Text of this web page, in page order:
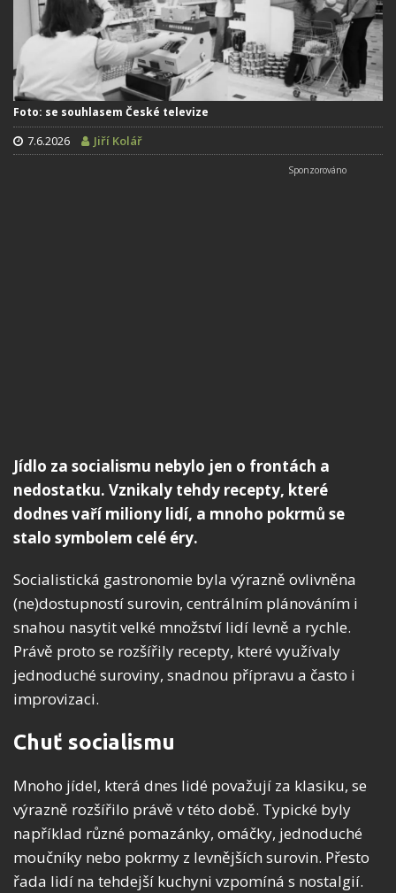
Foto: se souhlasem České televize
7.6.2026 Jiří Kolář
Jídlo za socialismu nebylo jen o frontách a
nedostatku. Vznikaly tehdy recepty, které
dodnes vaří miliony lidí, a mnoho pokrmů se
stalo symbolem celé éry.
Socialistická gastronomie byla výrazně ovlivněna
(ne)dostupností surovin, centrálním plánováním i
snahou nasytit velké množství lidí levně a rychle.
Právě proto se rozšířily recepty, které využívaly
jednoduché suroviny, snadnou přípravu a často i
improvizaci.
Chuť socialismu
Mnoho jídel, která dnes lidé považují za klasiku, se
výrazně rozšířilo právě v této době. Typické byly
například různé pomazánky, omáčky, jednoduché
moučníky nebo pokrmy z levnějších surovin. Přesto
řada lidí na tehdejší kuchyni vzpomíná s nostalgií.